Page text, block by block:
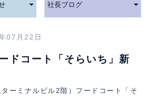
社長ブログ
07月22日
ドコート「そらいち」新
ーミナルビル2階）フードコート「そ